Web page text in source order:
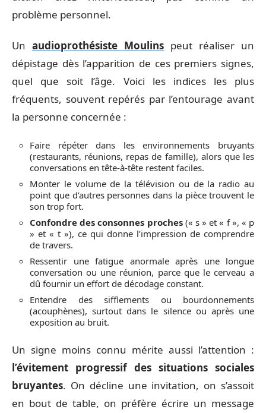
problème personnel.
Un audioprothésiste Moulins peut réaliser un
dépistage dès l’apparition de ces premiers signes,
quel que soit l’âge. Voici les indices les plus
fréquents, souvent repérés par l’entourage avant
la personne concernée :
Faire répéter dans les environnements bruyants
(restaurants, réunions, repas de famille), alors que les
conversations en tête-à-tête restent faciles.
Monter le volume de la télévision ou de la radio au
point que d’autres personnes dans la pièce trouvent le
son trop fort.
Confondre des consonnes proches(« s » et « f », « p
» et « t »), ce qui donne l’impression de comprendre
de travers.
Ressentir une fatigue anormale après une longue
conversation ou une réunion, parce que le cerveau a
dû fournir un effort de décodage constant.
Entendre des sifflements ou bourdonnements
(acouphènes), surtout dans le silence ou après une
exposition au bruit.
Un signe moins connu mérite aussi l’attention :
l’évitement progressif des situations sociales
bruyantes. On décline une invitation, on s’assoit
en bout de table, on préfère écrire un message